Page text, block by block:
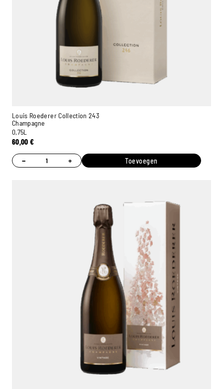
Louis Roederer Collection 243
Champagne
0,75L
60,00€
− + Toevoegen